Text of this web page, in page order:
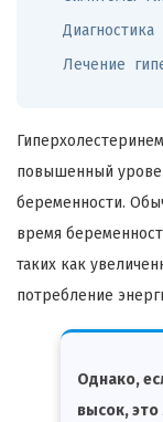
Лечение
повышенный
беременности.
время
таких как
потребление
Однако,
высок,